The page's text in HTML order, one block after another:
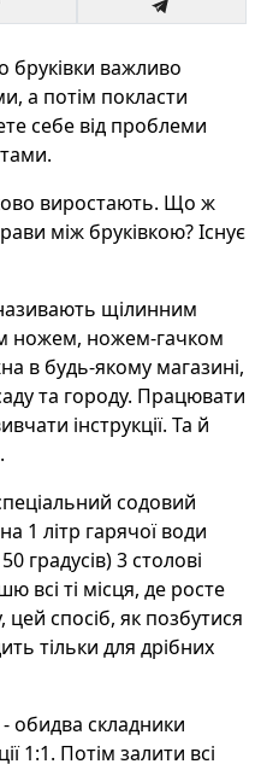
важливо
а потім покласти
себе від проблеми
виростають. Що ж
між бруківкою? Існує
щілинним
ножем, ножем-гачком
в будь-якому магазині,
та городу. Працювати
інструкції. Та й
содовий
1 літр гарячої води
градусів) 3 столові
всі ті місця, де росте
цей спосіб, як позбутися
тільки для дрібних
обидва складники
1:1. Потім залити всі